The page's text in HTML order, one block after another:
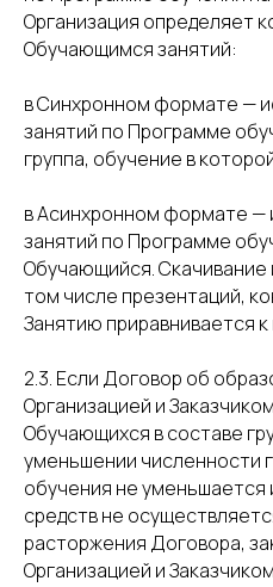
Организация определяет
Обучающимся занятий:
в Синхронном формате —
занятий по Программе
группа, обучение в
в Асинхронном формате —
занятий по Программе
Обучающийся.
том числе презентаций,
Занятию приравнивается
2.3. Если Договор об
Организацией и
Обучающихся в составе
уменьшении численности
обучения не уменьшается
средств не
расторжения Договора,
Организацией и